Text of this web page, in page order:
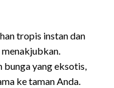
tropis instan dan
bunga yang eksotis,
ke taman Anda.